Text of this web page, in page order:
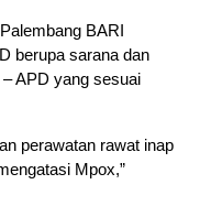
BARI
berupa sarana dan
APD yang sesuai
perawatan rawat inap
Mpox,”